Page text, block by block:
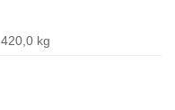
420,0 kg